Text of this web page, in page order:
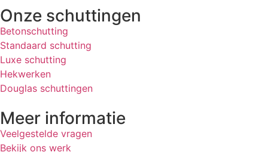
Onze schuttingen
Betonschutting
Standaard schutting
Luxe schutting
Hekwerken
Douglas schuttingen
Meer informatie
Veelgestelde vragen
Bekijk ons werk